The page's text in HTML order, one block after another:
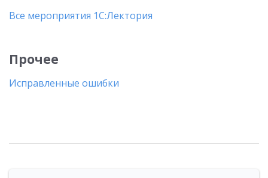
Все мероприятия 1С:Лектория
Прочее
Исправленные ошибки